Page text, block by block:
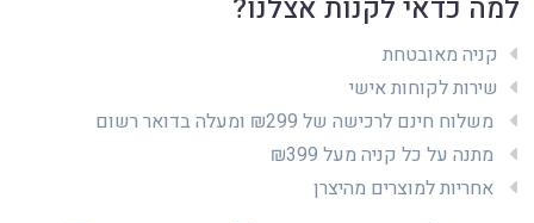
למה כדאי לקנות אצלנו?
קניה מאובטחת
שירות לקוחות אישי
משלוח חינם לרכישה של ₪299 ומעלה בדואר רשום
מתנה על כל קניה מעל ₪399
אחריות למוצרים מהיצרן